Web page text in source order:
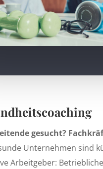
gesucht?
Unternehmen sind
Arbeitgeber: Betriebliche